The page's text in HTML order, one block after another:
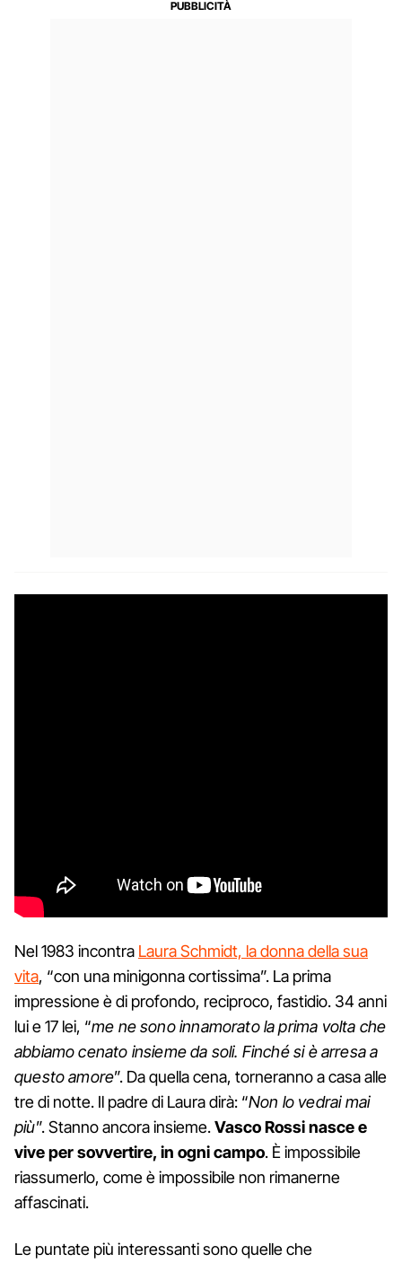
Nel 1983 incontra Laura Schmidt, la donna della sua
vita, “con una minigonna cortissima”. La prima
impressione è di profondo, reciproco, fastidio. 34 anni
lui e 17 lei, “me ne sono innamorato la prima volta che
abbiamo cenato insieme da soli. Finché si è arresa a
questo amore”. Da quella cena, torneranno a casa alle
tre di notte. Il padre di Laura dirà: “Non lo vedrai mai
più”. Stanno ancora insieme.Vasco Rossi nasce e
vive per sovvertire, in ogni campo. È impossibile
riassumerlo, come è impossibile non rimanerne
affascinati.
Le puntate più interessanti sono quelle che